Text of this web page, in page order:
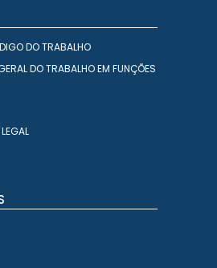
DO TRABALHO
DO TRABALHO EM FUNÇÕES